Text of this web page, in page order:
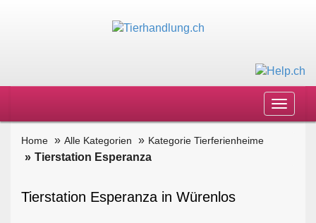
Toggle
Home Alle Kategorien Kategorie Tierferienheime
Tierstation Esperanza
Tierstation Esperanza in Würenlos